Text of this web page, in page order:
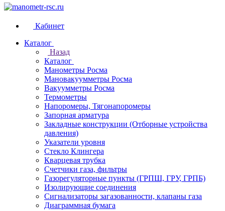
Кабинет
Каталог
Назад
Каталог
Манометры Росма
Мановакуумметры Росма
Вакуумметры Росма
Термометры
Напоромеры, Тягонапоромеры
Запорная арматура
Закладные конструкции (Отборные устройства
давления)
Указатели уровня
Стекло Клингера
Кварцевая трубка
Счетчики газа, фильтры
Газорегуляторные пункты (ГРПШ, ГРУ, ГРПБ)
Изолирующие соединения
Сигнализаторы загазованности, клапаны газа
Диаграммная бумага